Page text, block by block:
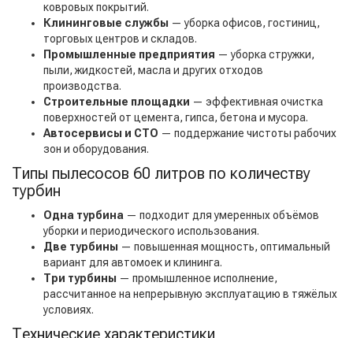
ковровых покрытий.
Клининговые службы — уборка офисов, гостиниц,
торговых центров и складов.
Промышленные предприятия — уборка стружки,
пыли, жидкостей, масла и других отходов
производства.
Строительные площадки — эффективная очистка
поверхностей от цемента, гипса, бетона и мусора.
Автосервисы и СТО — поддержание чистоты рабочих
зон и оборудования.
Типы пылесосов 60 литров по количеству
турбин
Одна турбина — подходит для умеренных объёмов
уборки и периодического использования.
Две турбины — повышенная мощность, оптимальный
вариант для автомоек и клининга.
Три турбины — промышленное исполнение,
рассчитанное на непрерывную эксплуатацию в тяжёлых
условиях.